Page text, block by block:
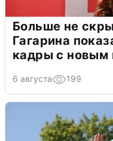
Больше не
Гагарина
кадры с новым
6 августа 199